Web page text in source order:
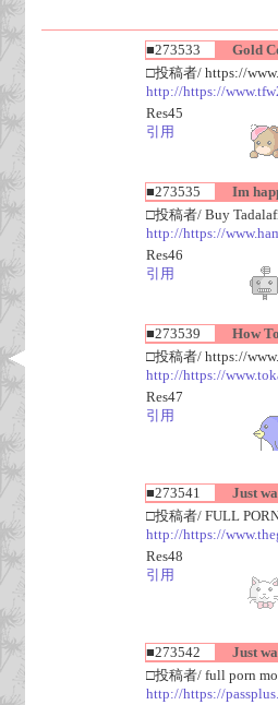
■273533
Gold
□投稿者/ https://
http://https://
Res45
引用
■273535
Im
□投稿者/ Buy
http://https://
Res46
引用
■273539
How
□投稿者/ https://
http://https://
Res47
引用
■273541
Just
□投稿者/ FULL
http://https://
Res48
引用
■273542
Just
□投稿者/ full porn
http://https://